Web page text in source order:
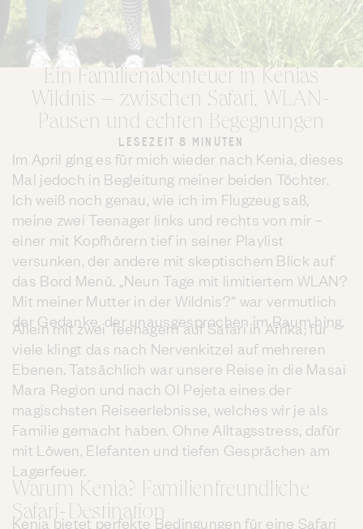
Ein Familienabenteuer in Kenias
Wildnis – zwischen Safari, WLAN-
Pausen und echten Begegnungen
LESEZEIT 8 MINUTEN
Im April ging es für mich wieder nach Kenia, dieses
Mal jedoch in Begleitung meiner beiden Töchter.
Ich weiß noch genau, wie ich im Flugzeug saß,
meine zwei Teenager links und rechts von mir –
einer mit Kopfhörern tief in seiner Playlist
versunken, der andere mit skeptischem Blick auf
das Bord Menü. „Neun Tage mit limitiertem WLAN?
Mit meiner Mutter in der Wildnis?“ war vermutlich
der Gedanke, der unausgesprochen im Raum hing.
Allein mit zwei Teenagern auf Safari in Afrika; für
viele klingt das nach Nervenkitzel auf mehreren
Ebenen. Tatsächlich war unsere Reise in die Masai
Mara Region und nach Ol Pejeta eines der
magischsten Reiseerlebnisse, welches wir je als
Familie gemacht haben. Ohne Alltagsstress, dafür
mit Löwen, Elefanten und tiefen Gesprächen am
Lagerfeuer.
Warum Kenia? Familienfreundliche
Safari-Destination
Kenia bietet perfekte Bedingungen für eine Safari